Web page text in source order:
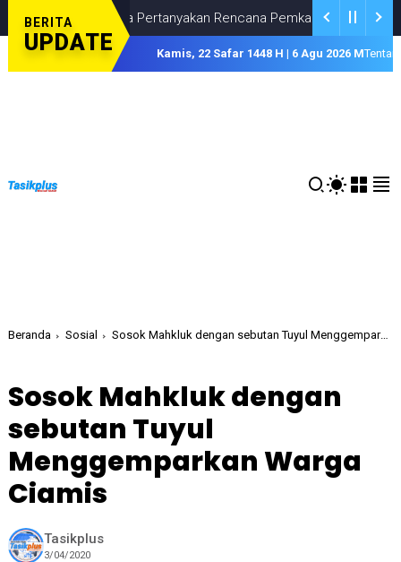
BERITA
UPDATE
Pertanyakan Rencana Pemkab Tasikmalaya Pasang
Kamis, 22 Safar 1448 H | 6 Agu 2026 M
Beranda Sosial Sosok Mahkluk dengan sebutan Tuyul Menggemparkan Warga Ciamis
Sosok Mahkluk dengan
sebutan Tuyul
Menggemparkan Warga
Ciamis
Tasikplus
3/04/2020